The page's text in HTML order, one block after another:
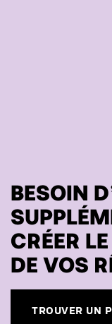
BESOIN
CRÉER
DE VOS
TROUVER UN